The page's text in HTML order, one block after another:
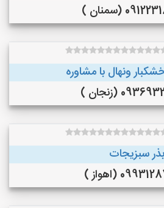
(سمنان )
ونهال با مشاوره
(زنجان )
بذر سبزیجات
(اهواز )